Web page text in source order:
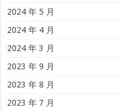
2024 年 5 月
2024 年 4 月
2024 年 3 月
2023 年 9 月
2023 年 8 月
2023 年 7 月